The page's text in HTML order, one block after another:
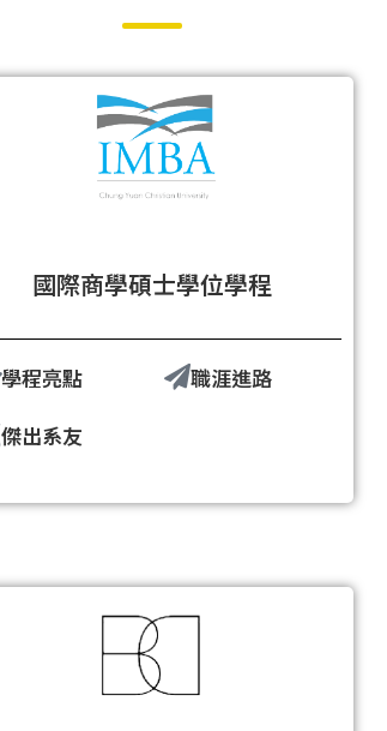
國際商學碩士學位學程
學程亮點
傑出系友
職涯進路